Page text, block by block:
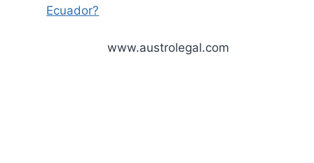
Ecuador?
www.austrolegal.com